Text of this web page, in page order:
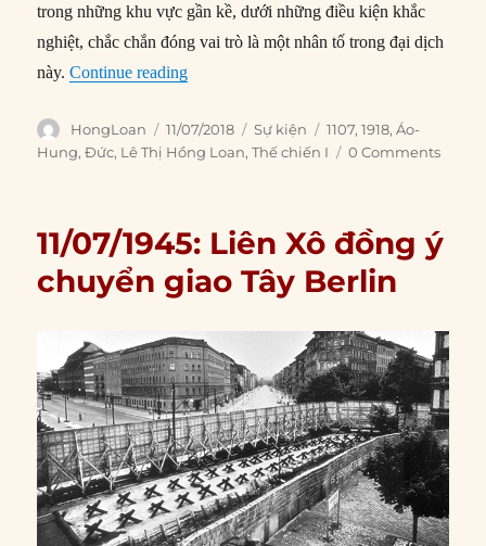
trong những khu vực gần kề, dưới những điều kiện khắc
nghiệt, chắc chắn đóng vai trò là một nhân tố trong đại dịch
này.Continue reading“11/07/1918: Cuộc tấn công cuối cùng
Author
HongLoan
Posted
on
11/07/2018 Categories
Sự kiện Tags
1107,1918,Áo-
Hung,Đức, Lê Thị Hồng Loan,Thế chiến I 0 Comments
11/07/1945: Liên Xô đồng ý
chuyển giao Tây Berlin